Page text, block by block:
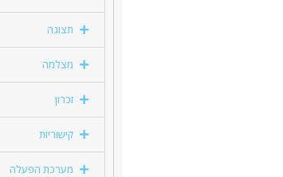
תצוגה
מצלמה
זכרון
קישוריות
מערכת הפעלה